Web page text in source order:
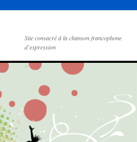
Site consacré à la chanson francophone
d’expression